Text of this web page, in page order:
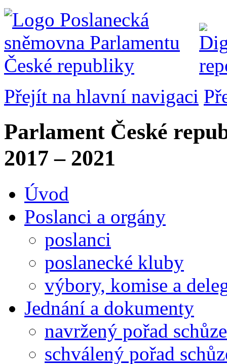
Přejít na hlavní navigaci
Parlament České
2017 – 2021
Úvod
Poslanci a orgány
poslanci
poslanecké kluby
výbory, komise a
Jednání a dokumenty
navržený pořad schůze
schválený pořad